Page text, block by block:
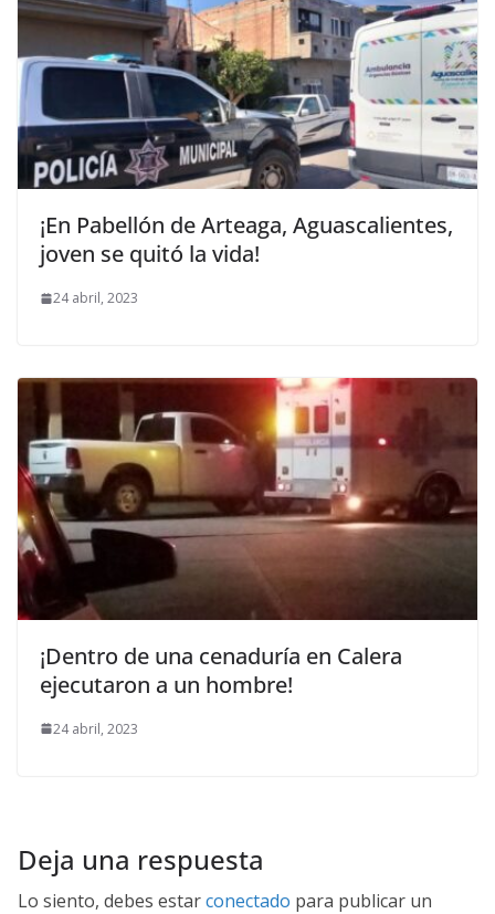
¡En Pabellón de Arteaga, Aguascalientes,
joven se quitó la vida!
24 abril, 2023
¡Dentro de una cenaduría en Calera
ejecutaron a un hombre!
24 abril, 2023
Deja una respuesta
Lo siento, debes estarconectado para publicar un